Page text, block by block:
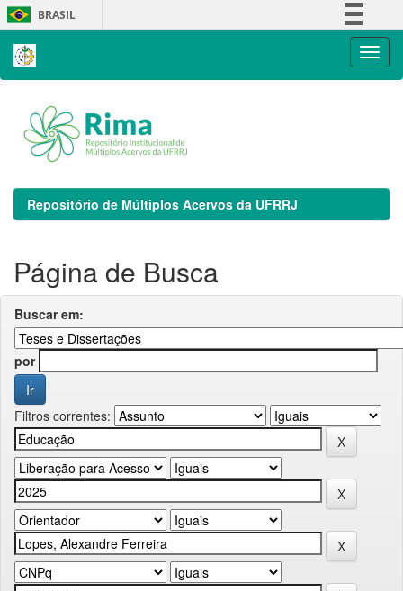
Skip
navigation
BRASIL
Repositório de Múltiplos Acervos da UFRRJ
Página de Busca
Buscar em:
por
Filtros correntes: